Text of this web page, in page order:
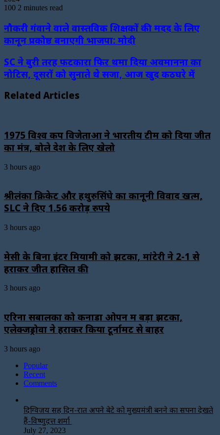
100 2 minutes read
नौकरी गंवाने वाले वास्तविक शिक्षकों की मदद के लिए
कानून प्रकोष्ठ बनाएगी भाजपा: मोदी
SC ने बुरी तरह फटकारा फिर थमा दिया अवमानना का
नोटिस, दूसरों को सुनाते थे सजा, आज खुद कठघरे में
Related Articles
1975 विश्व कप विजेताओं ने भारतीय टीम को दिया जीत
का मंत्र, बोले देश के लिए खेलो
3 hours ago
श्रीलंका क्रिकेट और हथुरुसिंघे का कानूनी विवाद खत्म,
SLC ने दिए 1.56 करोड़ रुपये
3 hours ago
मेसी के बिना इंटर मियामी को झटका, मांटेरी ने 2-1 से
हराकर जीत हासिल की
3 hours ago
एरिना सबालेंका को कनाडा ओपन में बड़ा झटका,
एलेक्जेंड्रोवा ने हराकर किया टूर्नामेंट से बाहर
3 hours ago
Popular
Recent
Comments
दिग्विजय सिंह दिन-रात अपने बेटे को मुख्यमंत्री बनने का सपना देखते
हैं-विष्णुदत्त शर्मा
July 27, 2023